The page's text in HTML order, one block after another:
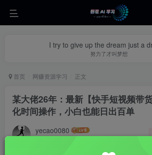
I try to give up the dream just a
努力了才叫梦想
首页 网赚资源学习 正文
某大佬26年：最新【快手短视频带
化时间操作，小白也能日出百单
yecao0080